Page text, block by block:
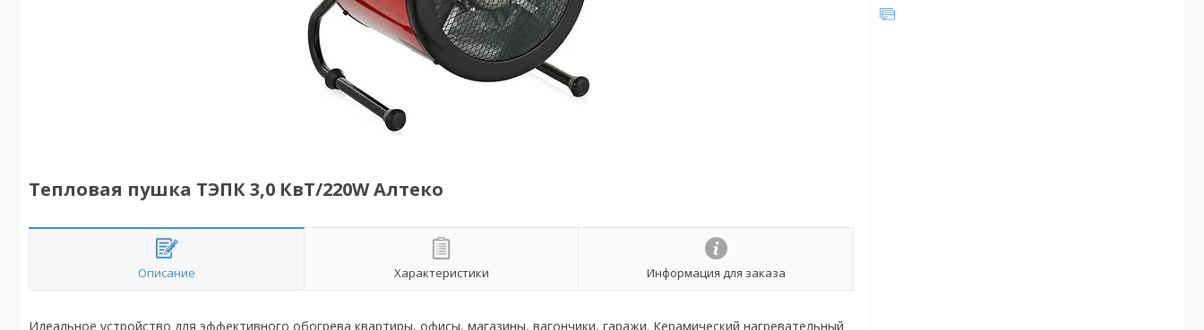
Тепловая пушка ТЭПК 3,0 КвТ/220W Алтеко
Описание Характеристики Информация для заказа
Идеальное устройство для эффективного обогрева квартиры, офисы, магазины, вагончики, гаражи. Керамический нагревательный